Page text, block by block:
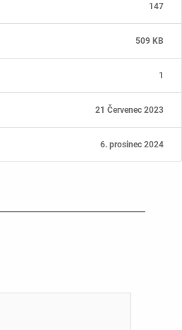
147
509 KB
1
21 Červenec 2023
6. prosinec 2024